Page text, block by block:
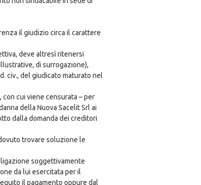
il giudizio circa il carattere
deve altresì ritenersi
di surrogazione),
civ., del giudicato maturato nel
cui viene censurata – per
della Nuova Sacelit Srl ai
dalla domanda dei creditori
trovare soluzione le
soggettivamente
da lui esercitata per il
il pagamento oppure dal